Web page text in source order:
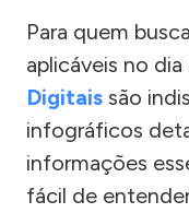
Para quem
aplicáveis no dia
Digitais são
infográficos
informações
fácil de